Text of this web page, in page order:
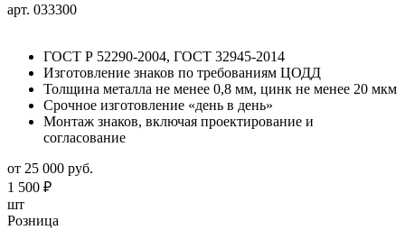
арт. 033300
ГОСТ Р 52290-2004, ГОСТ 32945-2014
Изготовление знаков по требованиям ЦОДД
Толщина металла не менее 0,8 мм, цинк не менее 20 мкм
Срочное изготовление «день в день»
Монтаж знаков, включая проектирование и
согласование
от 25 000 руб.
1 500 ₽
шт
Розница